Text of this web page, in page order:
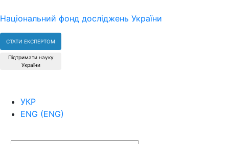
Національний фонд досліджень України
СТАТИ ЕКСПЕРТОМ
Підтримати науку
України
УКР
ENG (ENG)